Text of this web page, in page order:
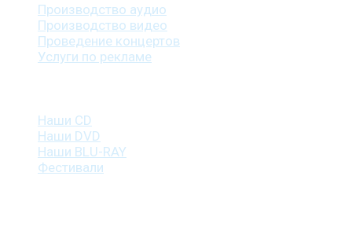
Производство аудио
Производство видео
Проведение концертов
Услуги по рекламе
Наши CD
Наши DVD
Наши BLU-RAY
Фестивали